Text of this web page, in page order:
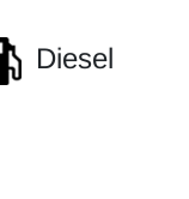
Diesel